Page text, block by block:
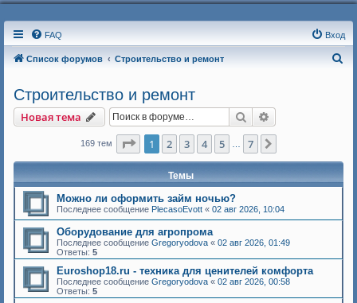
FAQ Вход
Список форумов Строительство и ремонт
Строительство и ремонт
Новая тема Поиск
169 тем Страница из
1 2 3 4 5 7
Темы
Можно ли оформить займ ночью?
Последнее сообщение PlecasoEvott « 02 авг 2026, 10:04
Оборудование для агропрома
Последнее сообщение Gregoryodova « 02 авг 2026, 01:49
Ответы: 5
Euroshop18.ru - техника для ценителей комфорта
Последнее сообщение Gregoryodova « 02 авг 2026, 00:58
Ответы: 5